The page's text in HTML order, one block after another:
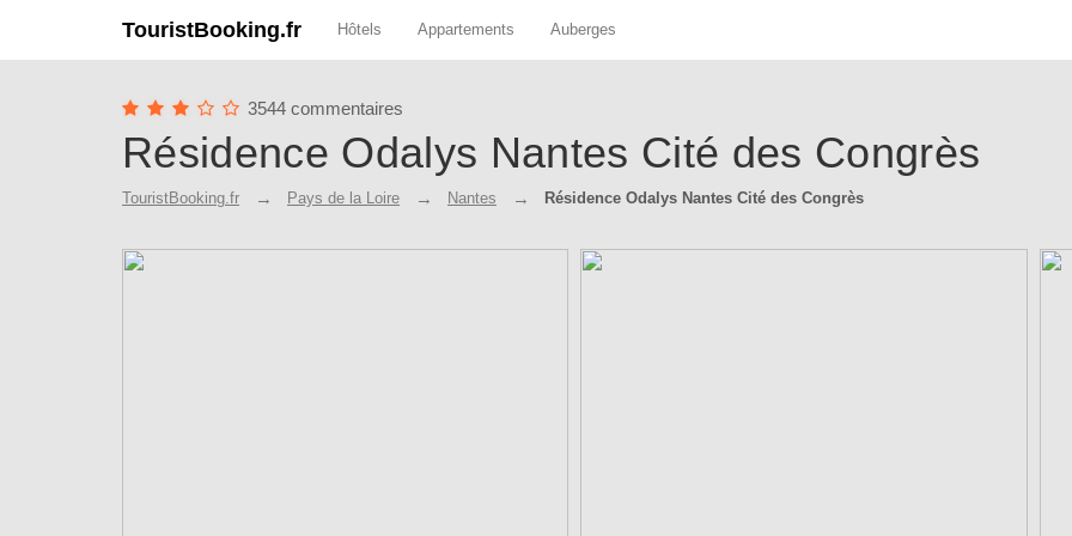
TouristBooking.fr Hôtels Appartements Auberges
3544 commentaires
Résidence Odalys Nantes Cité des Congrès
TouristBooking.fr Pays de la Loire Nantes Résidence Odalys Nantes Cité des Congrès